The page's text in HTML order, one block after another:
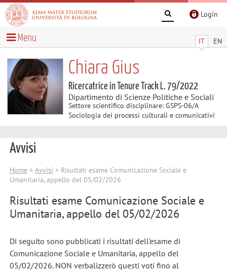
Login
IT EN
Menu
Chiara Gius
Ricercatrice in Tenure Track L. 79/2022
Dipartimento di Scienze Politiche e Sociali
Settore scientifico disciplinare: GSPS-06/A
Sociologia dei processi culturali e comunicativi
Avvisi
Home> Avvisi > Risultati esame Comunicazione Sociale e
Umanitaria, appello del 05/02/2026
Risultati esame Comunicazione Sociale e
Umanitaria, appello del 05/02/2026
Di seguito sono pubblicati i risultati dell'esame di
Comunicazione Sociale e Umanitaria, appello del
05/02/2026. NON verbalizzerò questi voti fino al